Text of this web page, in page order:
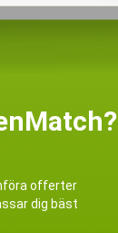
offerter
dig bäst